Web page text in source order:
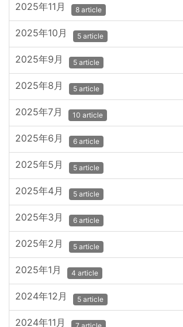
2025年11月 8 article
2025年10月 5 article
2025年9月 5 article
2025年8月 5 article
2025年7月 10 article
2025年6月 6 article
2025年5月 5 article
2025年4月 5 article
2025年3月 6 article
2025年2月 5 article
2025年1月 4 article
2024年12月 5 article
2024年11月